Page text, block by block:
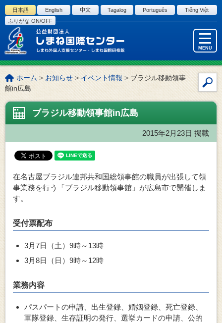
このページの本文へ
日本語 English 中文 Tagalog Português
Tiếng Việt
ふりがな ON/OFF
MENU
イ
検
索
こ
の
ペ
ホーム > お知らせ > イベント情報 >ブラジル移動領事
館in広島
ブラジル移動領事館in広島
2015年2月23日 掲載
在名古屋ブラジル連邦共和国総領事館の職員が出張して領
事業務を行う「ブラジル移動領事館」が広島市で開催しま
す。
受付票配布
3月7日（土）9時～13時
3月8日（日）9時～12時
業務内容
パスパートの申請、出生登録、婚姻登録、死亡登録、
軍隊登録、生存証明の発行、選挙カードの申請、公的